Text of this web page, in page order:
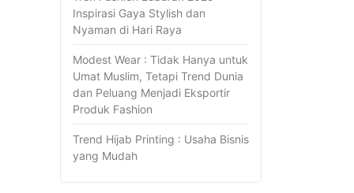
Inspirasi Gaya Stylish dan
Nyaman di Hari Raya
Modest Wear : Tidak Hanya untuk
Umat Muslim, Tetapi Trend Dunia
dan Peluang Menjadi Eksportir
Produk Fashion
Trend Hijab Printing : Usaha Bisnis
yang Mudah